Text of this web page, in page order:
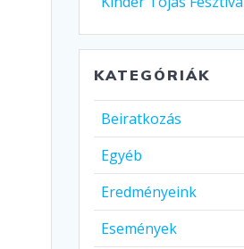
KATEGÓRIÁK
Beiratkozás
Egyéb
Eredményeink
Események